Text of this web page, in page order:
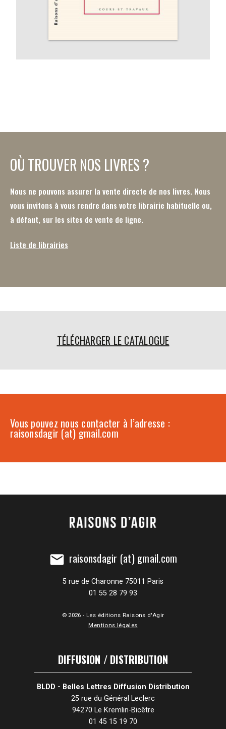
OÙ TROUVER NOS LIVRES ?
Nous ne pouvons assurer la vente directe de nos livres. Nous
vous invitons à vous rendre dans votre librairie habituelle ou,
à défaut, sur les sites de vente de ligne.
Liste de librairies
TÉLÉCHARGER LE CATALOGUE
Vous pouvez nous contacter à l’adresse :
raisonsdagir (at) gmail.com
mail raisonsdagir (at) gmail.com
5 rue de Charonne 75011 Paris
01 55 28 79 93
© 2026 - Les éditions Raisons d'Agir
Mentions légales
DIFFUSION / DISTRIBUTION
BLDD - Belles Lettres Diffusion Distribution
25 rue du Général Leclerc
94270 Le Kremlin-Bicêtre
01 45 15 19 70